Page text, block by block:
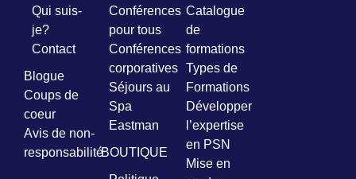
Qui suis-
je?
Contact
Blogue
Coups de
coeur
Avis de non-
responsabilité
Conférences
pour tous
Conférences
corporatives
Séjours au
Spa
Eastman
BOUTIQUE
Catalogue
de
formations
Types de
Formations
Développer
l’expertise
en PSN
Mise en